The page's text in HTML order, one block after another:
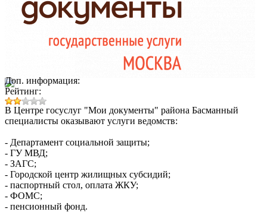
Доп. информация:
Рейтинг:
В Центре госуслуг "Мои документы" района Басманный
специалисты оказывают услуги ведомств:
- Департамент социальной защиты;
- ГУ МВД;
- ЗАГС;
- Городской центр жилищных субсидий;
- паспортный стол, оплата ЖКУ;
- ФОМС;
- пенсионный фонд.